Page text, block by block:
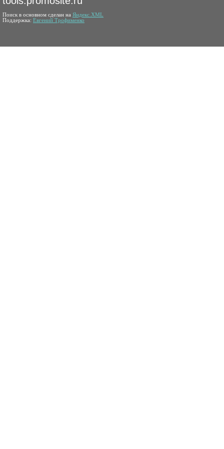
Поиск в основном сделан на Яндекс.XML
Поддержка: Евгений Трофименко